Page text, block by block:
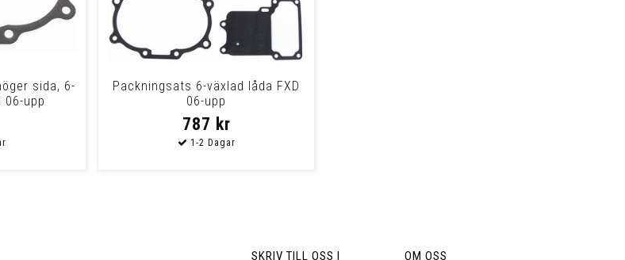
sida, 6-
06-upp
Packningsats 6-växlad låda FXD
06-upp
787 kr
SKRIV TILL OSS I
OM OSS